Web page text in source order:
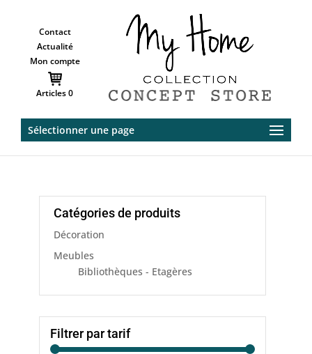
Contact
Actualité
Mon compte
Articles 0
Sélectionner une page
Catégories de produits
Décoration
Meubles
Bibliothèques - Etagères
Filtrer par tarif